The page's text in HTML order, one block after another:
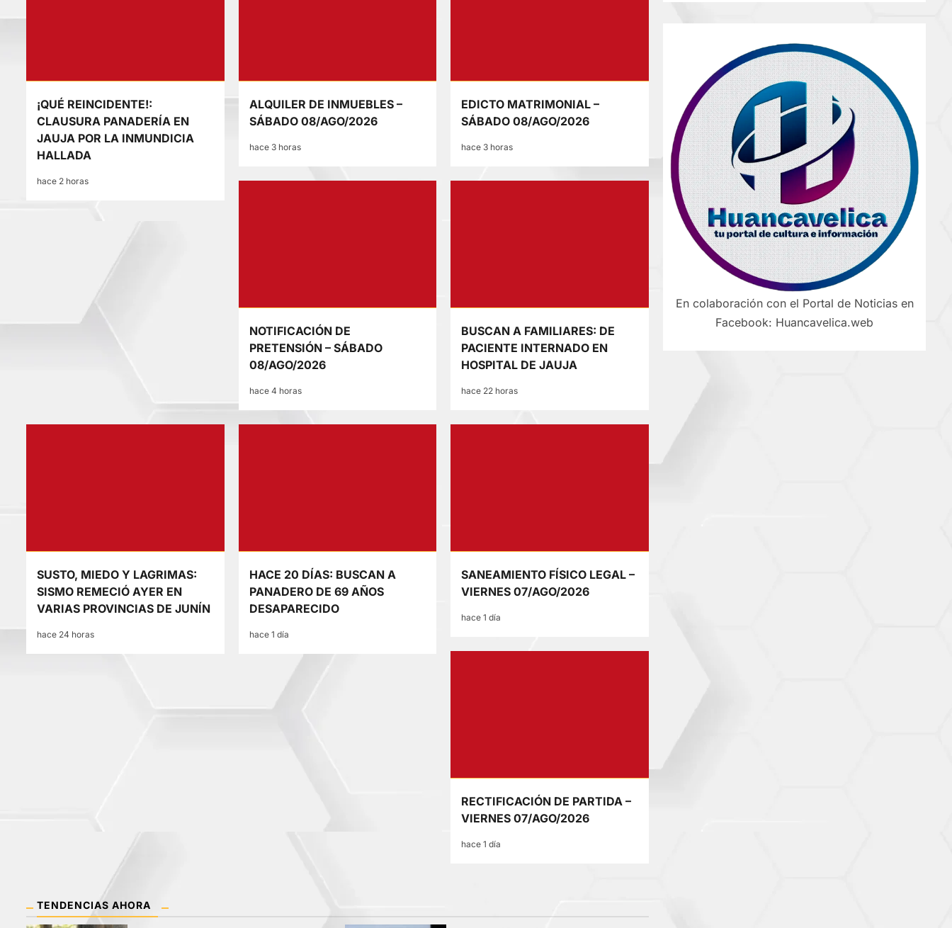
¡QUÉ REINCIDENTE!:
CLAUSURA PANADERÍA EN
JAUJA POR LA INMUNDICIA
HALLADA
hace 2 horas
ALQUILER DE INMUEBLES –
SÁBADO 08/AGO/2026
hace 3 horas
EDICTO MATRIMONIAL –
SÁBADO 08/AGO/2026
hace 3 horas
NOTIFICACIÓN DE
PRETENSIÓN – SÁBADO
08/AGO/2026
hace 4 horas
BUSCAN A FAMILIARES: DE
PACIENTE INTERNADO EN
HOSPITAL DE JAUJA
hace 22 horas
SUSTO, MIEDO Y LAGRIMAS:
SISMO REMECIÓ AYER EN
VARIAS PROVINCIAS DE JUNÍN
hace 24 horas
HACE 20 DÍAS: BUSCAN A
PANADERO DE 69 AÑOS
DESAPARECIDO
hace 1 día
SANEAMIENTO FÍSICO LEGAL –
VIERNES 07/AGO/2026
hace 1 día
RECTIFICACIÓN DE PARTIDA –
VIERNES 07/AGO/2026
hace 1 día
TENDENCIAS AHORA
En colaboración con el Portal de Noticias en
Facebook: Huancavelica.web